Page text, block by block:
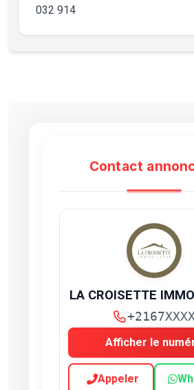
032 914
Contact
LA CROISETTE
+2167XXXX
Afficher le
Appeler